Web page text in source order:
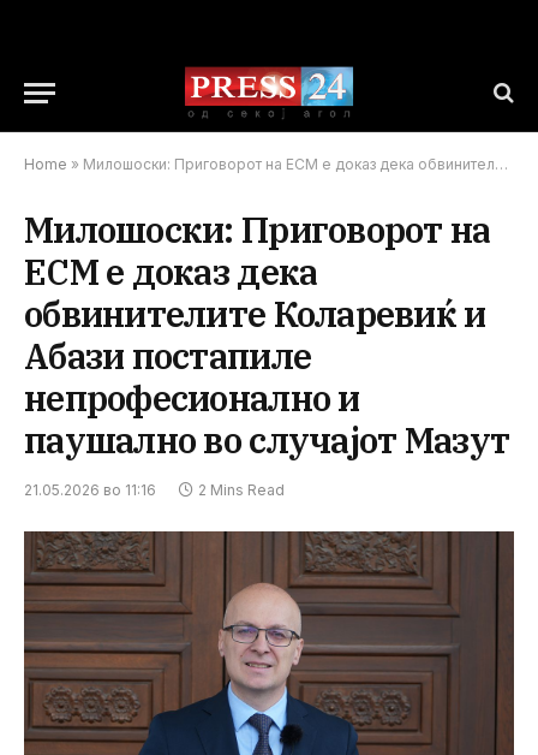
Home » Милошоски: Приговорот на ЕСМ е доказ дека обвинителите Коларевиќ и Абази постапиле непрофесионално и паушално во случајот Мазут
Милошоски: Приговорот на
ЕСМ е доказ дека
обвинителите Коларевиќ и
Абази постапиле
непрофесионално и
паушално во случајот Мазут
21.05.2026 во 11:16 2 Mins Read